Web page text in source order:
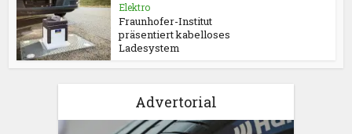
Elektro
Fraunhofer-Institut
präsentiert kabelloses
Ladesystem
Advertorial